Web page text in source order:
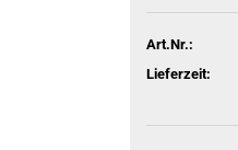
Art.Nr.:
Lieferzeit: